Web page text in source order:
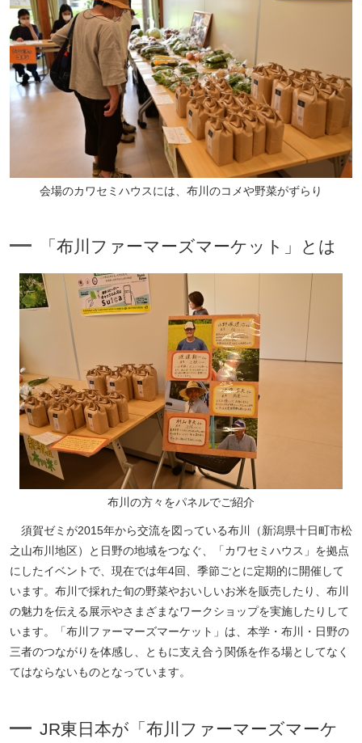
会場のカワセミハウスには、布川のコメや野菜がずらり
「布川ファーマーズマーケット」とは
布川の方々をパネルでご紹介
須賀ゼミが2015年から交流を図っている布川（新潟県十日町市松
之山布川地区）と日野の地域をつなぐ、「カワセミハウス」を拠点
にしたイベントで、現在では年4回、季節ごとに定期的に開催して
います。布川で採れた旬の野菜やおいしいお米を販売したり、布川
の魅力を伝える展示やさまざまなワークショップを実施したりして
います。「布川ファーマーズマーケット」は、本学・布川・日野の
三者のつながりを体感し、ともに支え合う関係を作る場としてなく
てはならないものとなっています。
JR東日本が「布川ファーマーズマーケ